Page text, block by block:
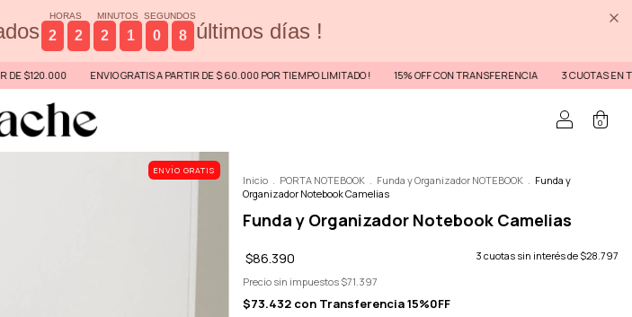
HORAS
2 2
MINUTOS
2 1
SEGUNDOS
0 7 últimos días !
ENVIO GRATIS A PARTIR DE $ 60.000 POR TIEMPO LIMITADO ! 15% OFF CON TRANSFERENCIA 3 CUOTAS EN TODA LA
0
ENVÍO GRATIS
Inicio . PORTA NOTEBOOK . Funda y Organizador NOTEBOOK . Funda y
Organizador Notebook Camelias
Funda y Organizador Notebook Camelias
$86.390 3 cuotas sin interés de $28.797
Precio sin impuestos $71.397
$73.432 con Transferencia 15%0FF